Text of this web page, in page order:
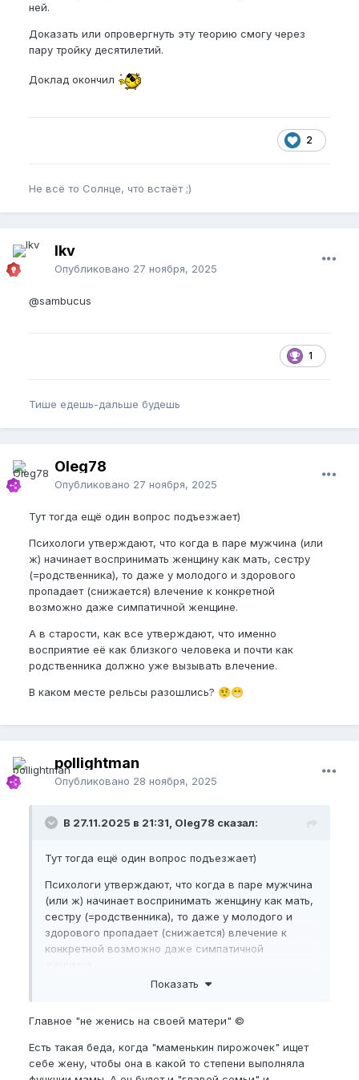
ней.
Доказать или опровергнуть эту теорию смогу через
пару тройку десятилетий.
Доклад окончил
2
Не всё то Солнце, что встаёт ;)
lkv
Опубликовано 27 ноября, 2025
@sambucus
1
Тише едешь-дальше будешь
Oleg78
Опубликовано 27 ноября, 2025
Тут тогда ещё один вопрос подъезжает)
Психологи утверждают, что когда в паре мужчина (или
ж) начинает воспринимать женщину как мать, сестру
(=родственника), то даже у молодого и здорового
пропадает (снижается) влечение к конкретной
возможно даже симпатичной женщине.
А в старости, как все утверждают, что именно
восприятие её как близкого человека и почти как
родственника должно уже вызывать влечение.
В каком месте рельсы разошлись? 🤨😁
pollightman
Опубликовано 28 ноября, 2025
В 27.11.2025 в 21:31, Oleg78 сказал:
Тут тогда ещё один вопрос подъезжает)
Психологи утверждают, что когда в паре мужчина
(или ж) начинает воспринимать женщину как мать,
сестру (=родственника), то даже у молодого и
здорового пропадает (снижается) влечение к
конкретной возможно даже симпатичной
А в старости, как все утверждают, что именно
родственника должно уже вызывать влечение.
В каком месте рельсы разошлись?🤨😁
Показать
Главное "не женись на своей матери" ©
Есть такая беда, когда "маменькин пирожочек" ищет
себе жену, чтобы она в какой то степени выполняла